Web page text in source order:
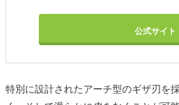
公式サイト
特別に設計されたアーチ型のギザ刃を